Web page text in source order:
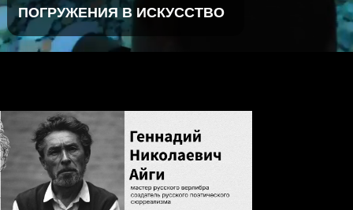
ПОГРУЖЕНИЯ В ИСКУССТВО